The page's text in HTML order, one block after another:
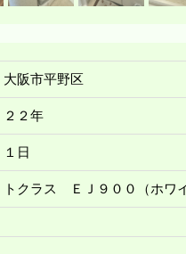
大阪市平野区
２２年
１日
トクラス ＥＪ９００（ホワ